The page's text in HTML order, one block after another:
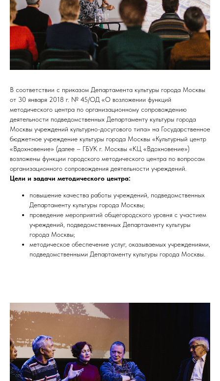
В соответствии с приказом Департамента культуры города Москвы
от 30 января 2018 г. № 45/ОД «О возложении функций
методического центра по организационному сопровождению
деятельности подведомственных Департаменту культуры города
Москвы учреждений культурно-досугового типа» на Государственное
бюджетное учреждение культуры города Москвы «Культурный центр
«Вдохновение» (далее – ГБУК г. Москвы «КЦ «Вдохновение»)
возложены функции городского методического центра по вопросам
организационного сопровождения деятельности учреждений.
Цели и задачи методического центра:
повышение качества работы учреждений, подведомственных
Департаменту культуры города Москвы;
проведение мероприятий общегородского уровня с участием
учреждений, подведомственных Департаменту культуры
города Москвы;
методическое обеспечение услуг, оказываемых учреждениями,
подведомственными Департаменту культуры города Москвы.